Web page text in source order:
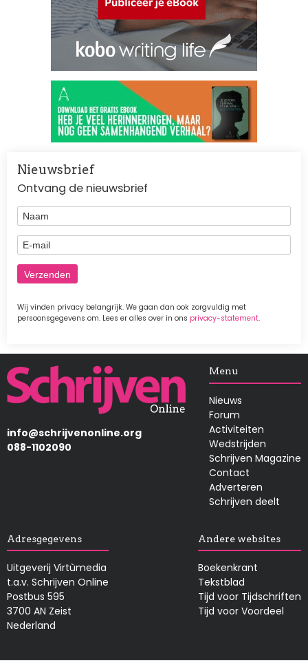
Nieuwsbrief
Ontvang de nieuwsbrief
Naam
E-mail
Wij vinden privacy belangrijk. We gaan dan ook zorgvuldig met
persoonsgegevens om. Lees er alles over in ons privacy-statement.
Afbeelding
info@schrijvenonline.org
088-1102090
Menu
Nieuws
Forum
Activiteiten
Wedstrijden
Schrijven Magazine
Contact
Adverteren
Schrijven deelt
Adresgegevens
Uitgeverij Virtùmedia
t.a.v. Schrijven Online
Postbus 595
3700 AN Zeist
Nederland
Andere websites
Boekenkrant
Tekstblad
Tijd voor Tijdschriften
Tijd voor Voordeel